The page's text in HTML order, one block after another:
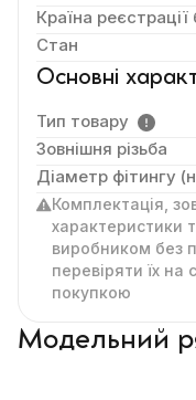
Країна
Стан
Основні
Тип товару
Зовнішня різьба
Діаметр фітингу
Комплектація,
характеристики
виробником без
перевіряти їх на
покупкою
Модельний